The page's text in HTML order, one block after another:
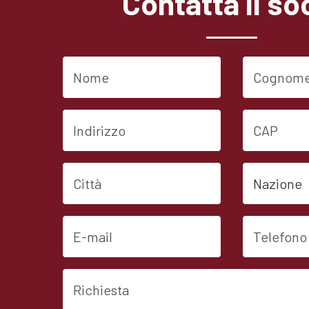
Nome Cognome
Indirizzo CAP
Città Nazione
E-mail Telefono
Richiesta